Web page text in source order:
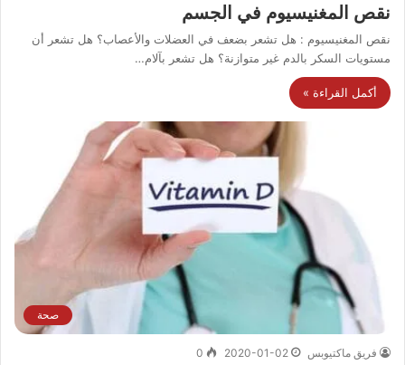
نقص المغنيسيوم في الجسم
نقص المغنيسيوم : هل تشعر بضعف في العضلات والأعصاب؟ هل تشعر أن
مستويات السكر بالدم غير متوازنة؟ هل تشعر بآلام…
أكمل القراءة »
صحة
فريق ماكتيوبس 2020-01-02
0